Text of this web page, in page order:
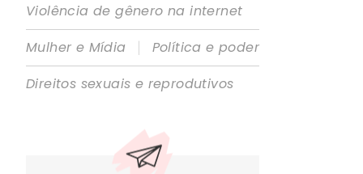
Violência de gênero na internet
Mulher e Mídia
|
Política e poder
Direitos sexuais e reprodutivos